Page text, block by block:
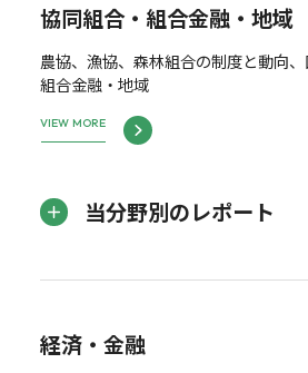
協同組合・組合金融・地域
農協、漁協、森林組合の制度と動向
組合金融・地域
VIEW MORE
当分野別のレポート
経済・金融